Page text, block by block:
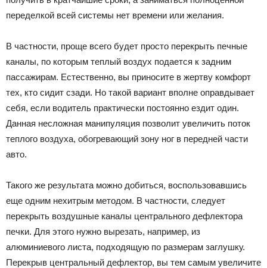
переделкой всей системы нет времени или желания.
В частности, проще всего будет просто перекрыть печные
каналы, по которым теплый воздух подается к задним
пассажирам. Естественно, вы приносите в жертву комфорт
тех, кто сидит сзади. Но такой вариант вполне оправдывает
себя, если водитель практически постоянно ездит один.
Данная несложная манипуляция позволит увеличить поток
теплого воздуха, обогревающий зону ног в передней части
авто.
Такого же результата можно добиться, воспользовавшись
еще одним нехитрым методом. В частности, следует
перекрыть воздушные каналы центрального дефлектора
печки. Для этого нужно вырезать, например, из
алюминиевого листа, подходящую по размерам заглушку.
Перекрыв центральный дефлектор, вы тем самым увеличите